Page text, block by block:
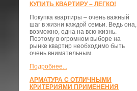
КУПИТЬ КВАРТИРУ – ЛЕГКО!
Покупка квартиры – очень важный
шаг в жизни каждой семьи. Ведь она,
возможно, одна на всю жизнь.
Поэтому в огромном выборе на
рынке квартир необходимо быть
очень внимательным.
Подробнее...
АРМАТУРА С ОТЛИЧНЫМИ
КРИТЕРИЯМИ ПРИМЕНЕНИЯ